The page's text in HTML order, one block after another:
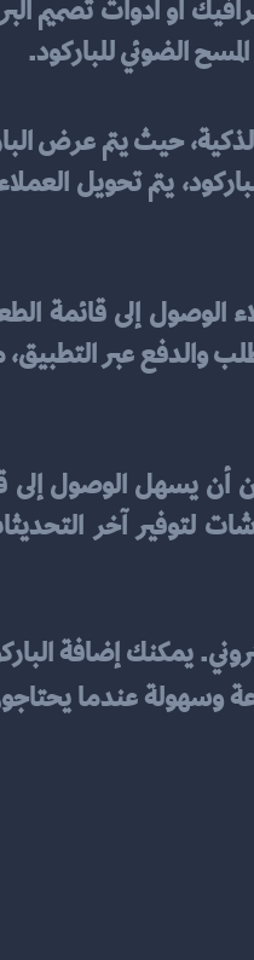
الضوئي للباركود.